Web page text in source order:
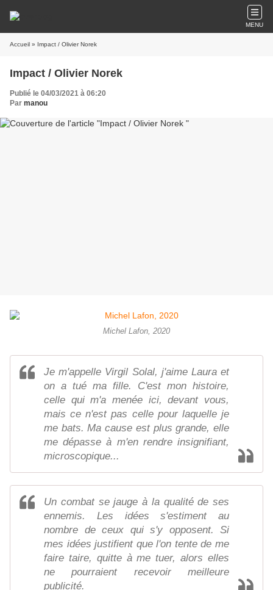
MENU
Accueil » Impact / Olivier Norek
Impact / Olivier Norek
Publié le 04/03/2021 à 06:20
Par manou
Michel Lafon, 2020
Je m'appelle Virgil Solal, j'aime Laura et
on a tué ma fille. C'est mon histoire,
celle qui m'a menée ici, devant vous,
mais ce n'est pas celle pour laquelle je
me bats. Ma cause est plus grande, elle
me dépasse à m'en rendre insignifiant,
microscopique...
Un combat se jauge à la qualité de ses
ennemis. Les idées s'estiment au
nombre de ceux qui s'y opposent. Si
mes idées justifient que l'on tente de me
faire taire, quitte à me tuer, alors elles
ne pourraient recevoir meilleure
publicité.